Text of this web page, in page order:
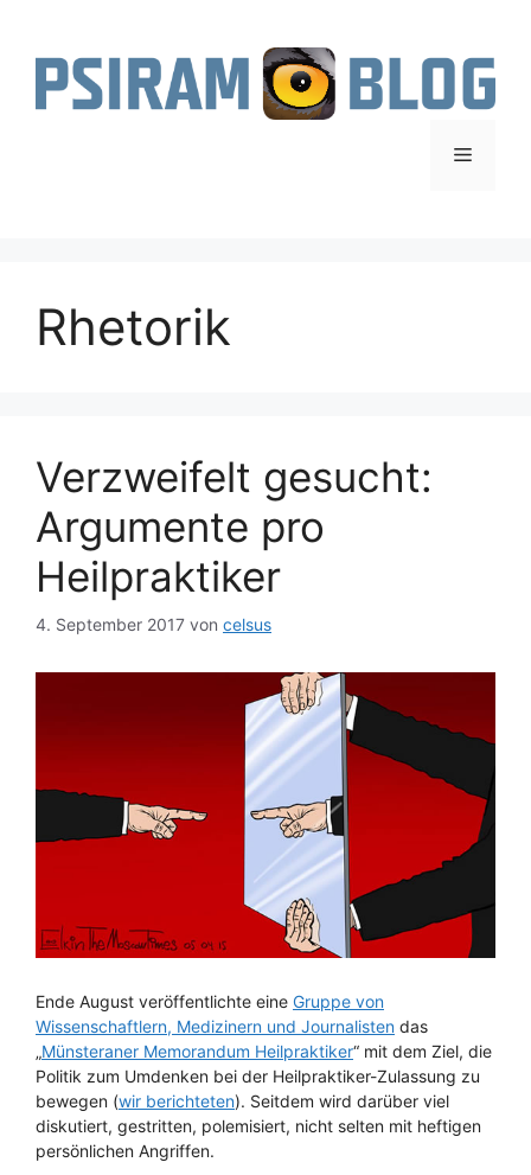
springen
Menü
Rhetorik
Verzweifelt gesucht:
Argumente pro
Heilpraktiker
4. September 2017 von celsus
Ende August veröffentlichte eine Gruppe von
Wissenschaftlern, Medizinern und Journalisten das
„Münsteraner Memorandum Heilpraktiker“ mit dem Ziel, die
Politik zum Umdenken bei der Heilpraktiker-Zulassung zu
bewegen (wir berichteten). Seitdem wird darüber viel
diskutiert, gestritten, polemisiert, nicht selten mit heftigen
persönlichen Angriffen.